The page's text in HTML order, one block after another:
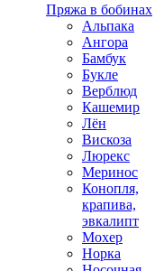
Пряжа в бобинах
Альпака
Ангора
Бамбук
Букле
Верблюд
Кашемир
Лён
Вискоза
Люрекс
Меринос
Конопля,
крапива,
эвкалипт
Мохер
Норка